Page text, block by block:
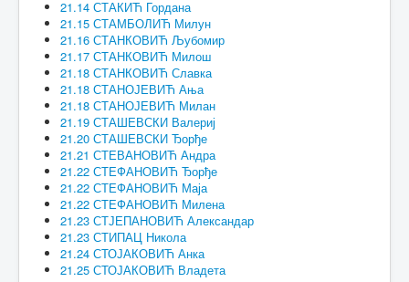
21.14 СТАКИЋ Гордана
21.15 СТАМБОЛИЋ Милун
21.16 СТАНКОВИЋ Љубомир
21.17 СТАНКОВИЋ Милош
21.18 СТАНКОВИЋ Славка
21.18 СТАНОЈЕВИЋ Ања
21.18 СТАНОЈЕВИЋ Милан
21.19 СТАШЕВСКИ Валериј
21.20 СТАШЕВСКИ Ђорђе
21.21 СТЕВАНОВИЋ Андра
21.22 СТЕФАНОВИЋ Ђорђе
21.22 СТЕФАНОВИЋ Маја
21.22 СТЕФАНОВИЋ Милена
21.23 СТЈЕПАНОВИЋ Александар
21.23 СТИПАЦ Никола
21.24 СТОЈАКОВИЋ Анка
21.25 СТОЈАКОВИЋ Владета